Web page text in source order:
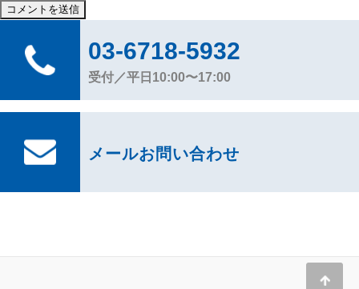
03-6718-5932
受付／平日10:00〜17:00
メールお問い合わせ